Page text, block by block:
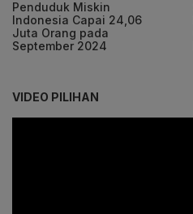
Penduduk Miskin
Indonesia Capai 24,06
Juta Orang pada
September 2024
VIDEO PILIHAN